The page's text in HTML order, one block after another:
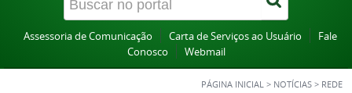
Assessoria de Comunicação Carta de Serviços ao Usuário
Fale
Conosco
Webmail
PÁGINA INICIAL > NOTÍCIAS > REDE